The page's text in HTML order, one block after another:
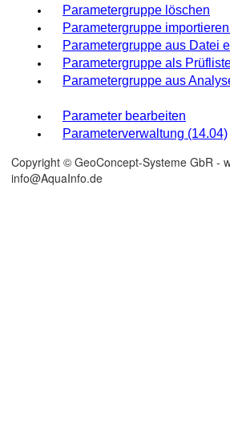
Parametergruppe löschen
Parametergruppe
Parametergruppe aus Datei
Parametergruppe als
Parametergruppe aus
Parameter bearbeiten
Parameterverwaltung (14.04)
Copyright © GeoConcept-Systeme GbR -
info@AquaInfo.de